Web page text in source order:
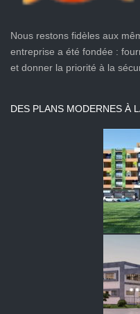
Nous restons fidèles aux
entreprise a été fondée :
et donner la priorité à la
DES PLANS MODERNES À